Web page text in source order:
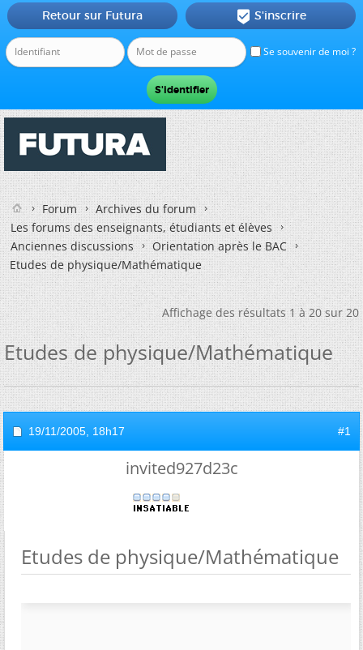
Se souvenir de moi ?
Retour sur Futura  S'inscrire
Forum
Archives du forum
Les forums des enseignants, étudiants et élèves
Anciennes discussions
Orientation après le BAC
Etudes de physique/Mathématique
Affichage des résultats 1 à 20 sur 20
Etudes de physique/Mathématique
19/11/2005, 18h17 #1
invited927d23c
Etudes de physique/Mathématique